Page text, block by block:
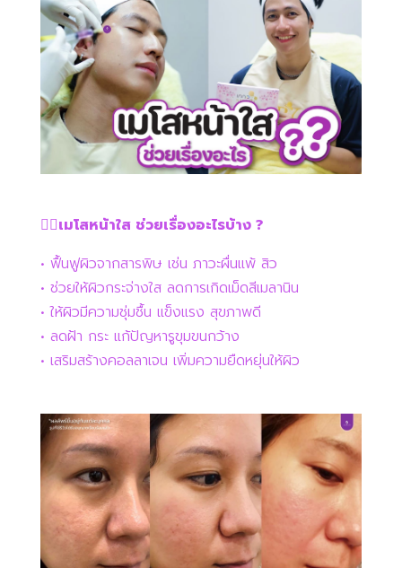
👉🏻เมโสหน้าใส ช่วยเรื่องอะไรบ้าง ?
• ฟื้นฟูผิวจากสารพิษ เช่น ภาวะผื่นแพ้ สิว
• ช่วยให้ผิวกระจ่างใส ลดการเกิดเม็ดสีเมลานิน
• ให้ผิวมีความชุ่มชื้น แข็งแรง สุขภาพดี
• ลดฝ้า กระ แก้ปัญหารูขุมขนกว้าง
• เสริมสร้างคอลลาเจน เพิ่มความยืดหยุ่นให้ผิว